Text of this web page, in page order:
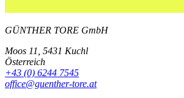
GÜNTHER TORE GmbH
Moos 11, 5431 Kuchl
Österreich
+43 (0) 6244 7545
office@guenther-tore.at